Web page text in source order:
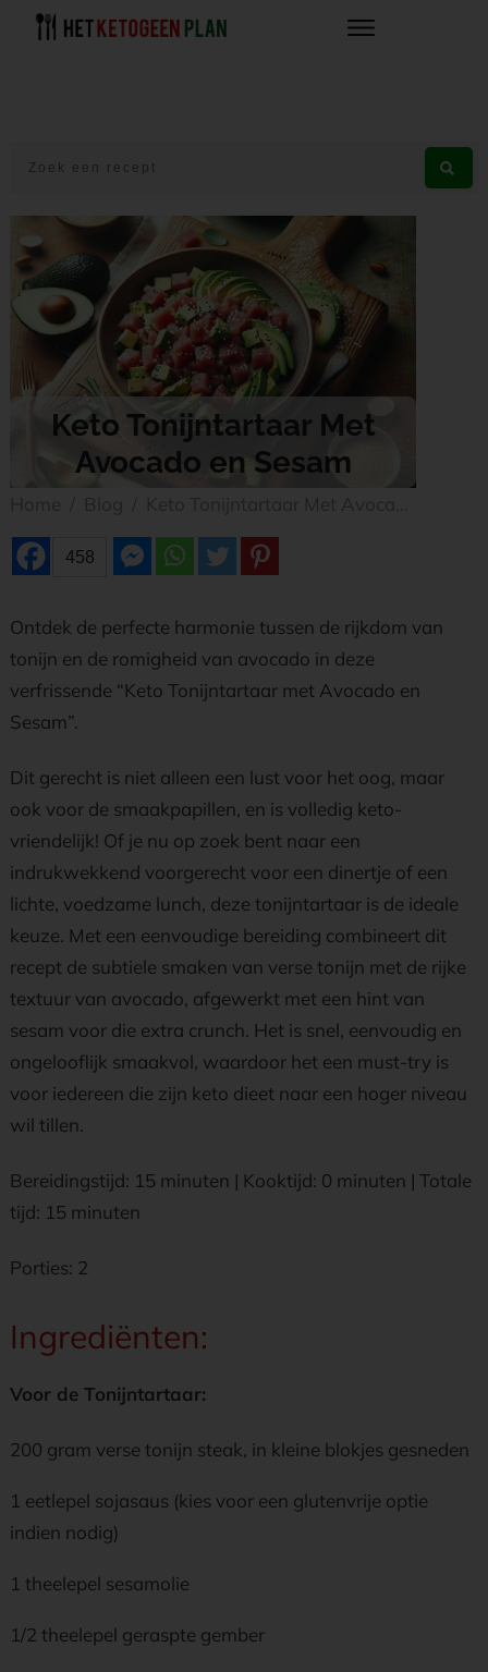
Keto Tonijntartaar Met
Avocado en Sesam
458
Ontdek de perfecte harmonie tussen de rijkdom van
tonijn en de romigheid van avocado in deze
verfrissende “Keto Tonijntartaar met Avocado en
Sesam”.
Dit gerecht is niet alleen een lust voor het oog, maar
ook voor de smaakpapillen, en is volledig keto-
vriendelijk! Of je nu op zoek bent naar een
indrukwekkend voorgerecht voor een dinertje of een
lichte, voedzame lunch, deze tonijntartaar is de ideale
keuze. Met een eenvoudige bereiding combineert dit
recept de subtiele smaken van verse tonijn met de rijke
textuur van avocado, afgewerkt met een hint van
sesam voor die extra crunch. Het is snel, eenvoudig en
ongelooflijk smaakvol, waardoor het een must-try is
voor iedereen die zijn keto dieet naar een hoger niveau
wil tillen.
Bereidingstijd: 15 minuten | Kooktijd: 0 minuten | Totale
tijd: 15 minuten
Porties: 2
Ingrediënten:
Voor de Tonijntartaar:
200 gram verse tonijn steak, in kleine blokjes gesneden
1 eetlepel sojasaus (kies voor een glutenvrije optie
indien nodig)
1 theelepel sesamolie
1/2 theelepel geraspte gember